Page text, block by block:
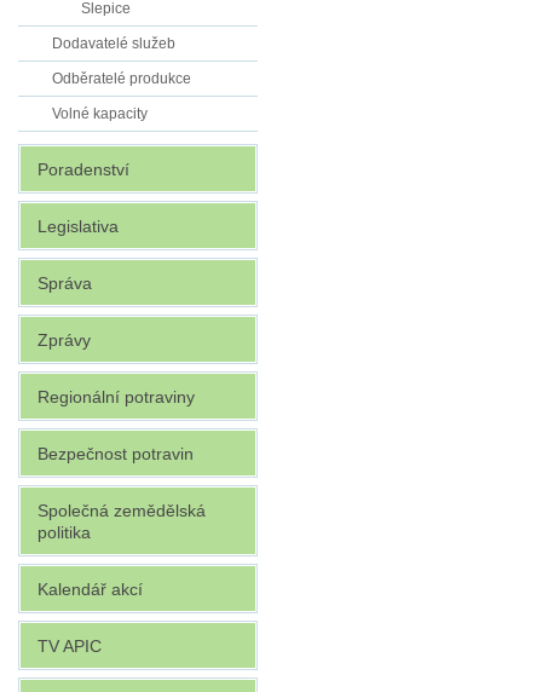
Slepice
Dodavatelé služeb
Odběratelé produkce
Volné kapacity
Poradenství
Legislativa
Správa
Zprávy
Regionální potraviny
Bezpečnost potravin
Společná zemědělská
politika
Kalendář akcí
TV APIC